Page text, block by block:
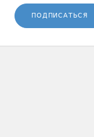
ПОДПИСАТЬСЯ